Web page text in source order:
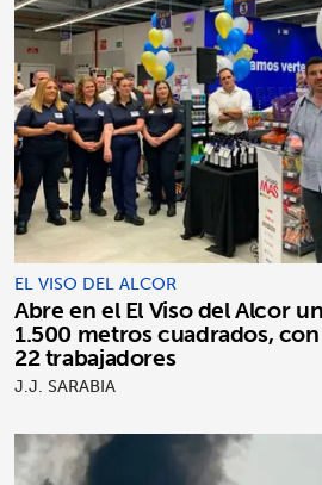
EL VISO DEL ALCOR
Abre en el El Viso del Alcor
1.500 metros cuadrados,
22 trabajadores
J.J. SARABIA